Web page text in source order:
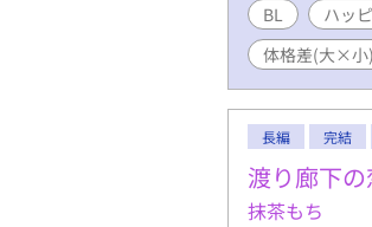
BL ハッ
体格差(大×小)
長編 完結
渡り廊下の
抹茶もち